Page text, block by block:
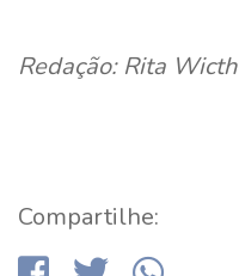
Redação: Rita
Compartilhe: